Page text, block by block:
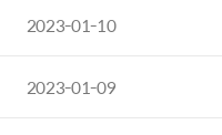
2023-01-10
2023-01-09